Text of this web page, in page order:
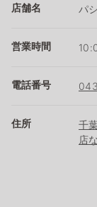
店舗名 パ
営業時間
電話番号
住所
千
店